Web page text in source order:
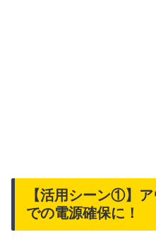
【活用シーン①】
での電源確保に！